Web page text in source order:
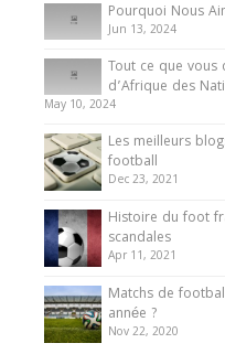
Pourquoi Nous
Jun 13, 2024
Tout ce que vous
d’Afrique des
May 10, 2024
Les meilleurs
football
Dec 23, 2021
Histoire du foot
scandales
Apr 11, 2021
Matchs de
année ?
Nov 22, 2020